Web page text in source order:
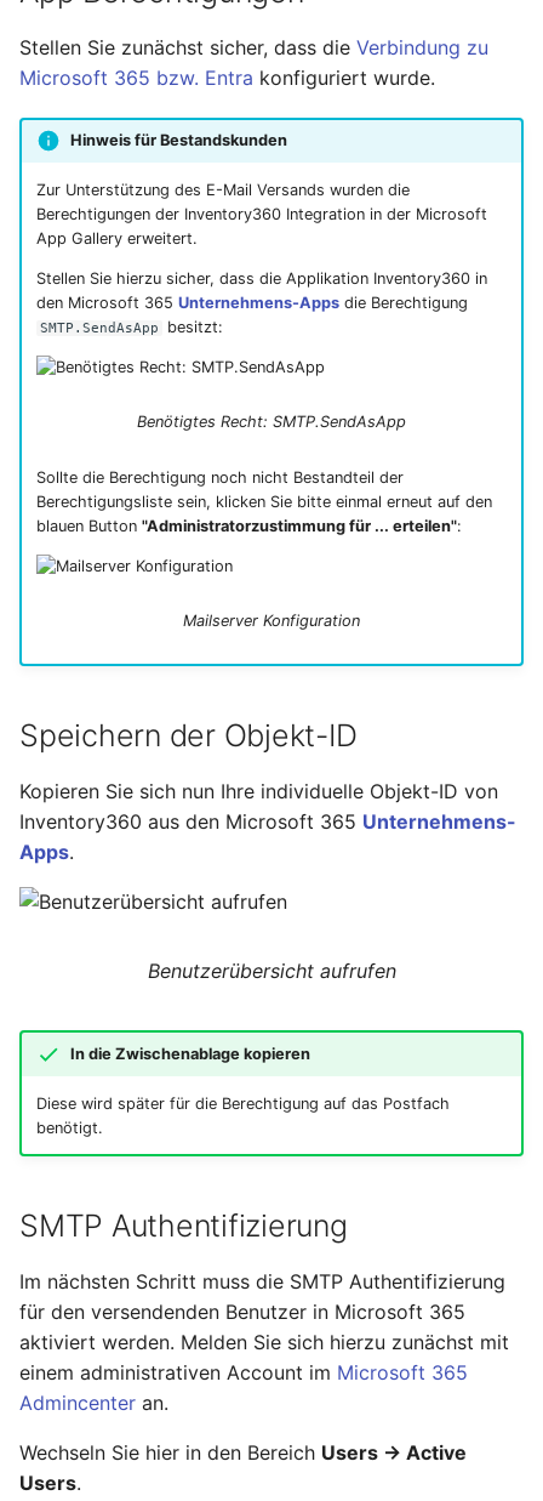
Gruppen & Rechte
Labelling
Inventarisierung
Protokolle / CI
Mobile Nutzung
Ansprechpartners
Historie
Reports
Fleet Management
Reports
Finanzen & Controlling
Inventur
Verwaltung
Benutzereinstellungen
Hilfe
Zuweisungsregeln
Diagnose
WMI GPO
Hilfe
Stellen Sie zunächst sicher, dass die Verbindung zu
Microsoft 365 bzw. Entra konfiguriert wurde.
Hinweis für Bestandskunden
Zur Unterstützung des E-Mail Versands wurden die
Berechtigungen der Inventory360 Integration in der Microsoft
App Gallery erweitert.
Stellen Sie hierzu sicher, dass die Applikation Inventory360 in
den Microsoft 365 Unternehmens-Appsdie Berechtigung
SMTP.SendAsApp besitzt:
Benötigtes Recht: SMTP.SendAsApp
Sollte die Berechtigung noch nicht Bestandteil der
Berechtigungsliste sein, klicken Sie bitte einmal erneut auf den
blauen Button "Administratorzustimmung für ... erteilen":
Mailserver Konfiguration
Speichern der Objekt-ID
Kopieren Sie sich nun Ihre individuelle Objekt-ID von
Inventory360 aus den Microsoft 365 Unternehmens-
Apps.
Benutzerübersicht aufrufen
In die Zwischenablage kopieren
Diese wird später für die Berechtigung auf das Postfach
benötigt.
SMTP Authentifizierung
Im nächsten Schritt muss die SMTP Authentifizierung
für den versendenden Benutzer in Microsoft 365
aktiviert werden. Melden Sie sich hierzu zunächst mit
einem administrativen Account im Microsoft 365
Admincenter an.
Wechseln Sie hier in den Bereich Users -> Active
Users.